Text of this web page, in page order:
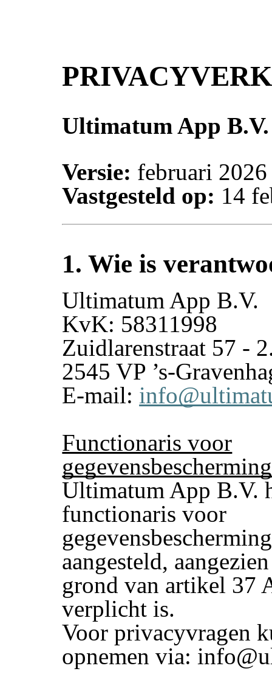
Ultimatum App B.V.
Versie: februari 2026
Vastgesteld op: 14
1. Wie is
Ultimatum App B.V.
KvK: 58311998
Zuidlarenstraat 57 -
2545 VP ’s-
E-mail:
Functionaris voor
gegevensbescherming
Ultimatum App B.V.
functionaris voor
aangesteld,
grond van artikel 37
verplicht is.
Voor privacyvragen
opnemen via: